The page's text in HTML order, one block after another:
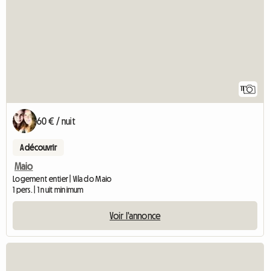
11
60 € / nuit
A découvrir
Maio
Logement entier | Vila do Maio
1 pers. | 1 nuit minimum
Voir l'annonce